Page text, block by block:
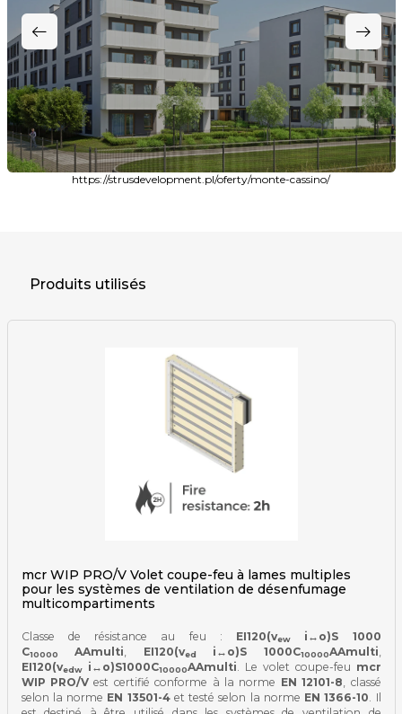
https://strusdevelopment.pl/oferty/monte-cassino/
Produits utilisés
mcr WIP PRO/V Volet coupe-feu à lames multiples
pour les systèmes de ventilation de désenfumage
multicompartiments
Classe de résistance au feu : EI120(vew
i↔o)S 1000
C10000 AAmulti, EI120(ved i↔o)S 1000C10000AAmulti,
EI120(vedwi↔o)S1000C10000AAmulti. Le volet coupe-feu mcr
WIP PRO/Vest certifié conforme à la norme EN 12101-8, classé
selon la norme EN 13501-4et testé selon la norme EN 1366-10. Il